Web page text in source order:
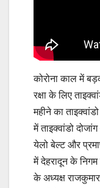
कोरोना काल में
रक्षा के लिए
महीने का
में ताइक्वांडो
येलो बेल्ट और
में देहरादून के निगम
के अध्यक्ष